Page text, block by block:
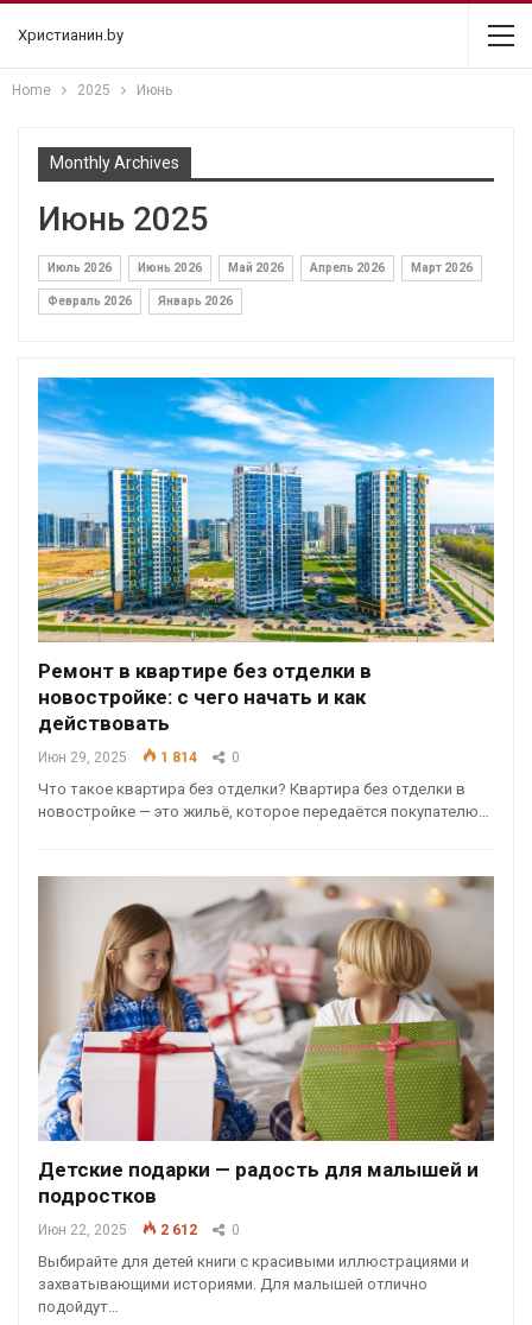
Христианин.by
Home 2025 Июнь
Monthly Archives
Июнь 2025
Июль 2026 Июнь 2026 Май 2026 Апрель 2026 Март 2026
Февраль 2026 Январь 2026
Ремонт в квартире без отделки в
новостройке: с чего начать и как
действовать
Июн 29, 2025 1 814 0
Что такое квартира без отделки? Квартира без отделки в
новостройке — это жильё, которое передаётся покупателю…
Детские подарки — радость для малышей и
подростков
Июн 22, 2025 2 612 0
Выбирайте для детей книги с красивыми иллюстрациями и
захватывающими историями. Для малышей отлично
подойдут…